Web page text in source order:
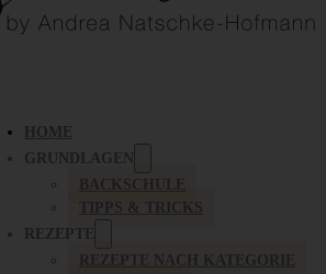
HOME
GRUNDLAGEN
BACKSCHULE
TIPPS & TRICKS
REZEPTE
REZEPTE NACH KATEGORIE